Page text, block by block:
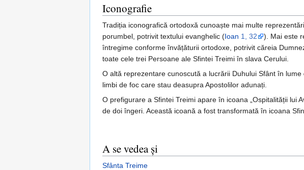
Iconografie
Tradiția iconografică ortodoxă cunoaște mai multe
porumbel, potrivit textului evanghelic (Ioan 1, 32
). Mai este
întregime conforme învățăturii ortodoxe, potrivit căreia
toate cele trei Persoane ale Sfintei Treimi în slava Cerului.
O altă reprezentare cunoscută a lucrării Duhului Sfânt în lume
limbi de foc care stau deasupra Apostolilor adunați.
O prefigurare a Sfintei Treimi apare în icoana „Ospitalității lui
de doi îngeri. Această icoană a fost transformată în icoana
A se vedea și
Sfânta Treime